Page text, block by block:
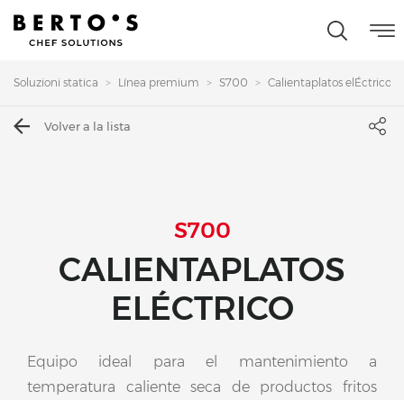
Soluzioni statica Línea premium S700 Calientaplatos elÉctrico
Volver a la lista
S700
CALIENTAPLATOS
ELÉCTRICO
Equipo ideal para el mantenimiento a
temperatura caliente seca de productos fritos